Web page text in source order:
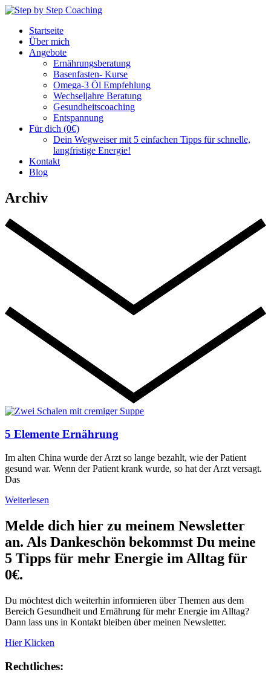
Zum
springenStartseite
Über mich
Angebote
Ernährungsberatung
Basenfasten- Kurse
Omega-3 Öl Empfehlung
Wechseljahre Beratung
Gesundheitscoaching
Entspannung
Für dich (0€)
Dein Wegweiser mit 5 einfachen Tipps für schnelle,
langfristige Energie!
Kontakt
Blog
Archiv
5 Elemente Ernährung
Im alten China wurde der Arzt so lange bezahlt, wie der Patient
gesund war. Wenn der Patient krank wurde, so hat der Arzt versagt.
Das
Weiterlesen
Melde dich hier zu meinem Newsletter
an. Als Dankeschön bekommst Du meine
5 Tipps für mehr Energie im Alltag für
0€.
Du möchtest dich weiterhin informieren über Themen aus dem
Bereich Gesundheit und Ernährung für mehr Energie im Alltag?
Dann lass uns in Kontakt bleiben über meinen Newsletter.
Hier Klicken
Rechtliches: